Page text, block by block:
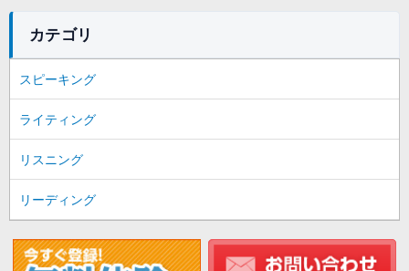
カテゴリ
スピーキング
ライティング
リスニング
リーディング